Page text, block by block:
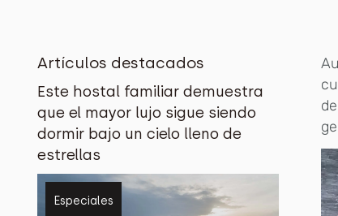
Artículos destacados
Este hostal familiar demuestra
que el mayor lujo sigue siendo
dormir bajo un cielo lleno de
estrellas
Especiales